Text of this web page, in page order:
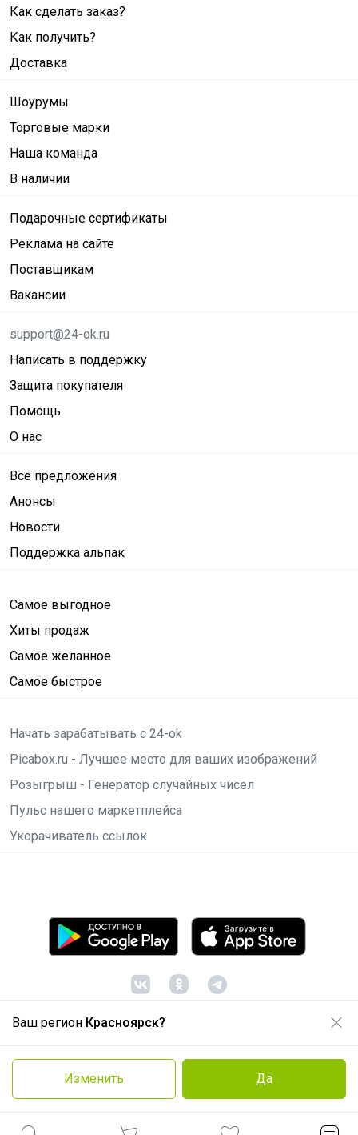
Ваш регион Красноярск?
Изменить Да
Как сделать заказ?
Как получить?
Доставка
Шоурумы
Торговые марки
Наша команда
В наличии
Подарочные сертификаты
Реклама на сайте
Поставщикам
Вакансии
support@24-ok.ru
Написать в поддержку
Защита покупателя
Помощь
О нас
Все предложения
Анонсы
Новости
Поддержка альпак
Самое выгодное
Хиты продаж
Самое желанное
Самое быстрое
Начать зарабатывать с 24-ok
Picabox.ru - Лучшее место для ваших изображений
Розыгрыш - Генератор случайных чисел
Пульс нашего маркетплейса
Укорачиватель ссылок
© ООО "Лявита", ОГРН 1122468054070, 2012 -2026
Политика конфиденциальности
Cоглашение пользователя